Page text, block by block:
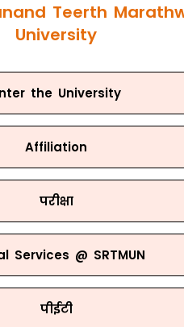
Teerth
University
the University
Affiliation
परीक्षा
Services @ SRTMUN
पीईटी